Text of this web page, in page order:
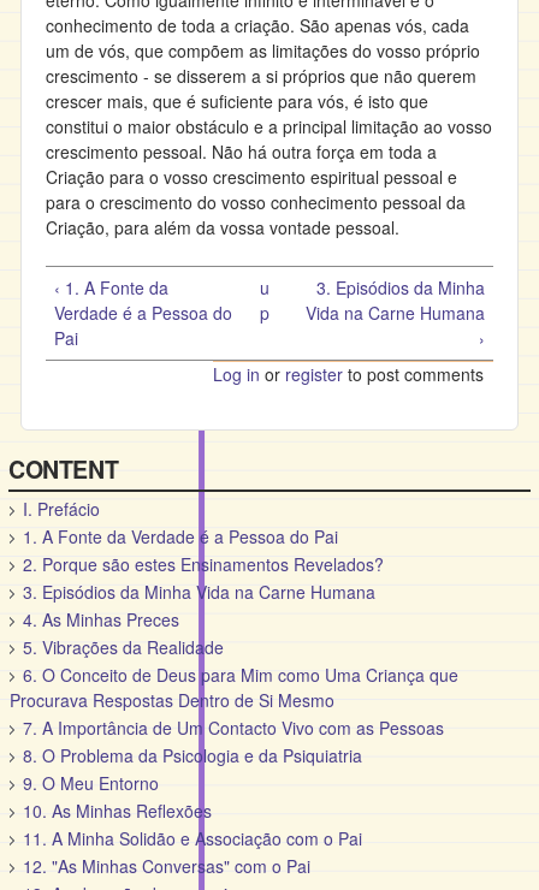
conhecimento de toda a criação. São apenas vós, cada
um de vós, que compõem as limitações do vosso próprio
crescimento - se disserem a si próprios que não querem
crescer mais, que é suficiente para vós, é isto que
constitui o maior obstáculo e a principal limitação ao vosso
crescimento pessoal. Não há outra força em toda a
Criação para o vosso crescimento espiritual pessoal e
para o crescimento do vosso conhecimento pessoal da
Criação, para além da vossa vontade pessoal.
‹ 1. A Fonte da
Verdade é a Pessoa do
Pai
u
p
3. Episódios da Minha
Vida na Carne Humana
›
Log in or register to post comments
CONTENT
I. Prefácio
1. A Fonte da Verdade é a Pessoa do Pai
2. Porque são estes Ensinamentos Revelados?
3. Episódios da Minha Vida na Carne Humana
4. As Minhas Preces
5. Vibrações da Realidade
6. O Conceito de Deus para Mim como Uma Criança que
Procurava Respostas Dentro de Si Mesmo
7. A Importância de Um Contacto Vivo com as Pessoas
8. O Problema da Psicologia e da Psiquiatria
9. O Meu Entorno
10. As Minhas Reflexões
11. A Minha Solidão e Associação com o Pai
12. "As Minhas Conversas" com o Pai